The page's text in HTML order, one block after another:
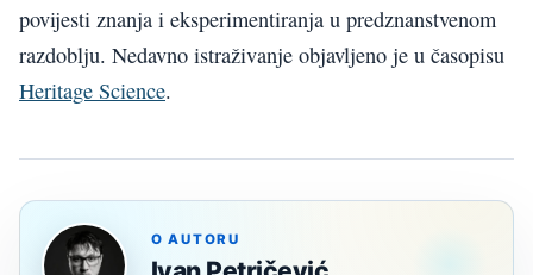
povijesti znanja i eksperimentiranja u predznanstvenom
razdoblju. Nedavno istraživanje objavljeno je u časopisu
Heritage Science.
O AUTORU